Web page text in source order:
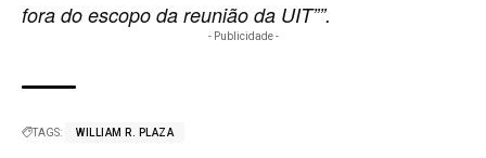
fora do escopo da reunião da UIT””.
- Publicidade -
TAGS: WILLIAM R. PLAZA